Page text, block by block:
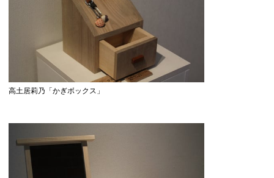
高土居莉乃「かぎボックス」